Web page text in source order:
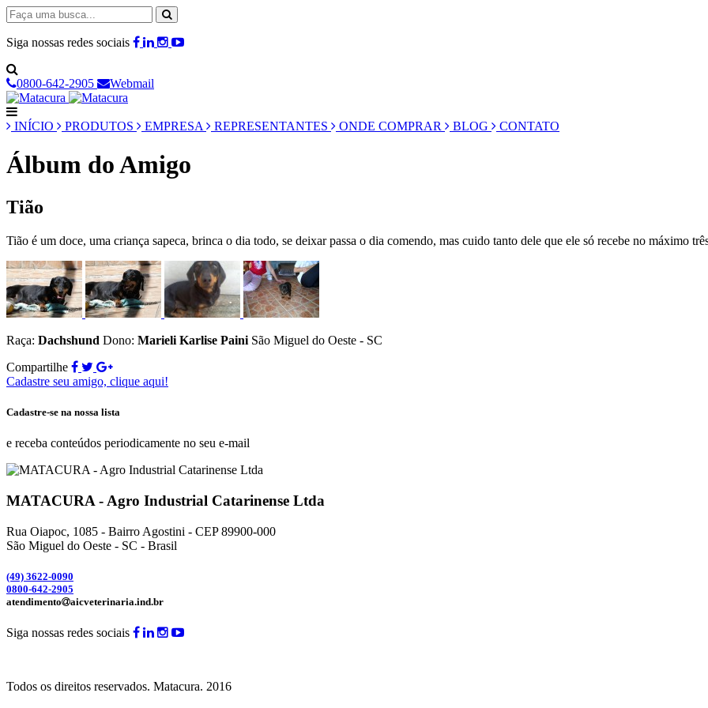
Siga nossas redes sociais
0800-642-2905 Webmail
INÍCIO PRODUTOS EMPRESA REPRESENTANTES ONDE COMPRAR BLOG CONTATO
Álbum do Amigo
Tião
Tião é um doce, uma criança sapeca, brinca o dia todo, se deixar passa o dia comendo, mas cuido tanto dele que ele só recebe no máximo
Raça: Dachshund Dono: Marieli Karlise Paini São Miguel do Oeste - SC
Compartilhe
Cadastre seu amigo, clique aqui!
Cadastre-se na nossa lista
e receba conteúdos periodicamente no seu e-mail
MATACURA - Agro Industrial Catarinense Ltda
Rua Oiapoc, 1085 - Bairro Agostini - CEP 89900-000
São Miguel do Oeste - SC - Brasil
(49) 3622-0090
0800-642-2905
atendimento
aicveterinaria.ind.br
Siga nossas redes sociais
Todos os direitos reservados. Matacura. 2016